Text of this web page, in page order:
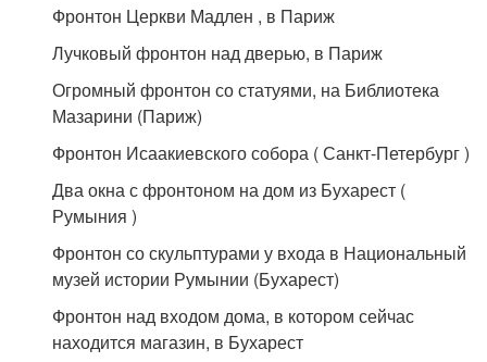
Фронтон Церкви Мадлен , в Париж
Лучковый фронтон над дверью, в Париж
Огромный фронтон со статуями, на Библиотека
Мазарини (Париж)
Фронтон Исаакиевского собора ( Санкт-Петербург )
Два окна с фронтоном на дом из Бухарест (
Румыния )
Фронтон со скульптурами у входа в Национальный
музей истории Румынии (Бухарест)
Фронтон над входом дома, в котором сейчас
находится магазин, в Бухарест